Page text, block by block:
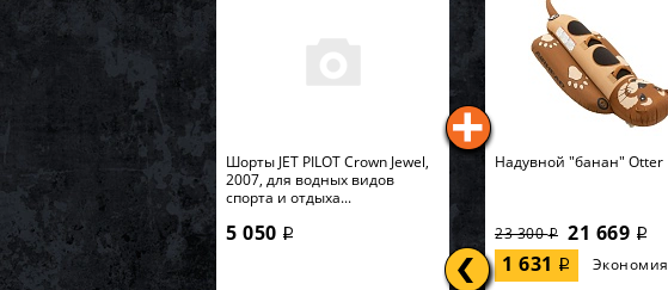
Шорты JET PILOT Crown Jewel,
2007, для водных видов
спорта и отдыха...
5 050 i
Надувной "банан" Otter
23 300i 21 669 i
1 631 i Экономия